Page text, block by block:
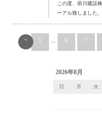
この度、前川建設
ーアル致しました。
< 1 ... 6 7
2026年8月
日 月 火